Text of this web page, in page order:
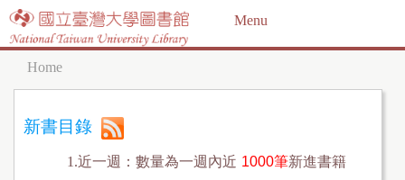
Jump to navigation
Menu
Y
o
Home
新書目錄
1.近一週：數量為一週內近 1000筆新進書籍